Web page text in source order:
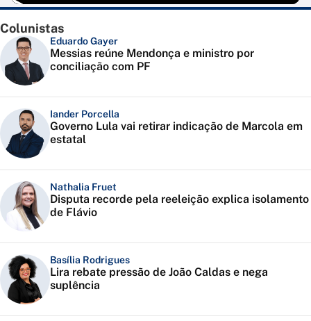
Colunistas
Eduardo Gayer
Messias reúne Mendonça e ministro por
conciliação com PF
Iander Porcella
Governo Lula vai retirar indicação de Marcola em
estatal
Nathalia Fruet
Disputa recorde pela reeleição explica isolamento
de Flávio
Basília Rodrigues
Lira rebate pressão de João Caldas e nega
suplência